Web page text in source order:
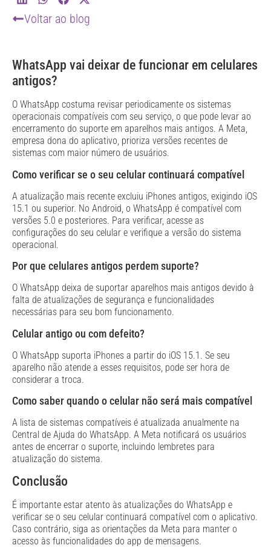
Voltar ao blog
WhatsApp vai deixar de funcionar em celulares
antigos?
O WhatsApp costuma revisar periodicamente os sistemas
operacionais compatíveis com seu serviço, o que pode levar ao
encerramento do suporte em aparelhos mais antigos. A Meta,
empresa dona do aplicativo, prioriza versões recentes de
sistemas com maior número de usuários.
Como verificar se o seu celular continuará compatível
A atualização mais recente excluiu iPhones antigos, exigindo iOS
15.1 ou superior. No Android, o WhatsApp é compatível com
versões 5.0 e posteriores. Para verificar, acesse as
configurações do seu celular e verifique a versão do sistema
operacional.
Por que celulares antigos perdem suporte?
O WhatsApp deixa de suportar aparelhos mais antigos devido à
falta de atualizações de segurança e funcionalidades
necessárias para seu bom funcionamento.
Celular antigo ou com defeito?
O WhatsApp suporta iPhones a partir do iOS 15.1. Se seu
aparelho não atende a esses requisitos, pode ser hora de
considerar a troca.
Como saber quando o celular não será mais compatível
A lista de sistemas compatíveis é atualizada anualmente na
Central de Ajuda do WhatsApp. A Meta notificará os usuários
antes de encerrar o suporte, incluindo lembretes para
atualização do sistema.
Conclusão
É importante estar atento às atualizações do WhatsApp e
verificar se o seu celular continuará compatível com o aplicativo.
Caso contrário, siga as orientações da Meta para manter o
acesso às funcionalidades do app de mensagens.